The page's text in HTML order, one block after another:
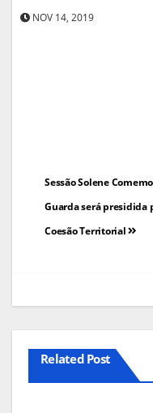
NOV 14, 2019
de
artigos
Sessão Solene
Guarda será presidida
Coesão Territorial
Related Post